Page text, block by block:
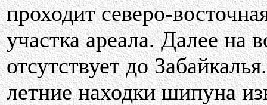
проходит северо-
участка ареала. Далее на
отсутствует до
летние находки шипуна